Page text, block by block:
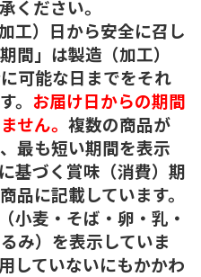
ください。
工）日から安全に召し
間」は製造（加工）
可能な日までをそれ
。 お届け日からの期間
せん。 複数の商品が
最も短い期間を表示
基づく賞味（消費）期
品に記載しています。
小麦・そば・卵・乳・
み）を表示していま
していないにもかかわ